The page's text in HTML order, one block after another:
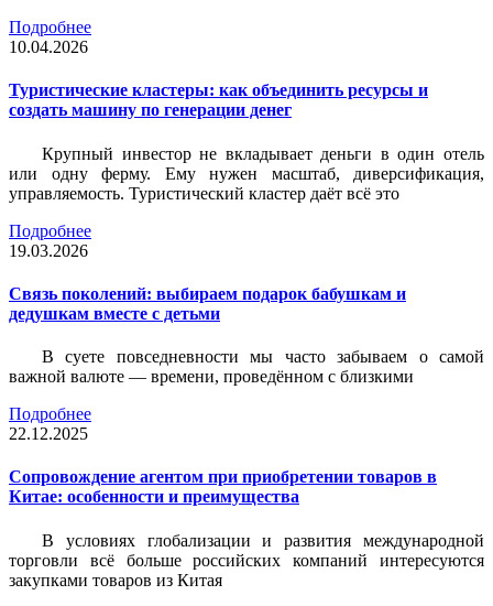
Подробнее
10.04.2026
Туристические кластеры: как объединить ресурсы и
создать машину по генерации денег
Крупный инвестор не вкладывает деньги в один отель
или одну ферму. Ему нужен масштаб, диверсификация,
управляемость. Туристический кластер даёт всё это
Подробнее
19.03.2026
Связь поколений: выбираем подарок бабушкам и
дедушкам вместе с детьми
В суете повседневности мы часто забываем о самой
важной валюте — времени, проведённом с близкими
Подробнее
22.12.2025
Сопровождение агентом при приобретении товаров в
Китае: особенности и преимущества
В условиях глобализации и развития международной
торговли всё больше российских компаний интересуются
закупками товаров из Китая